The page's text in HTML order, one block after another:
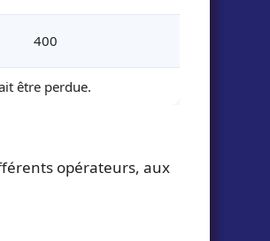
400
être perdue.
opérateurs, aux